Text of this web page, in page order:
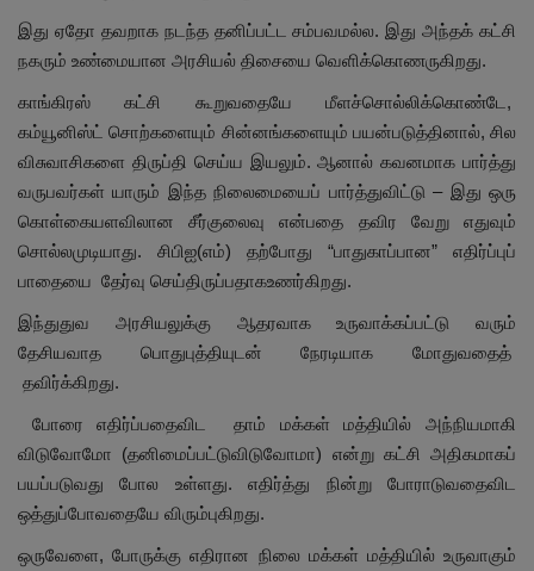
இது ஏதோ தவறாக நடந்த தனிப்பட்ட சம்பவமல்ல. இது அந்தக் கட்சி
நகரும் உண்மையான அரசியல் திசையை வெளிக்கொணருகிறது.
காங்கிரஸ் கட்சி கூறுவதையே மீளச்சொல்லிக்கொண்டே,
கம்யூனிஸ்ட் சொற்களையும் சின்னங்களையும் பயன்படுத்தினால், சில
விசுவாசிகளை திருப்தி செய்ய இயலும். ஆனால் கவனமாக பார்த்து
வருபவர்கள் யாரும் இந்த நிலைமையைப் பார்த்துவிட்டு – இது ஒரு
கொள்கையளவிலான சீர்குலைவு என்பதை தவிர வேறு எதுவும்
சொல்லமுடியாது. சிபிஐ(எம்) தற்போது “பாதுகாப்பான” எதிர்ப்புப்
பாதையை தேர்வு செய்திருப்பதாகஉணர்கிறது.
இந்துதுவ அரசியலுக்கு ஆதரவாக உருவாக்கப்பட்டு வரும்
தேசியவாத பொதுபுத்தியுடன் நேரடியாக மோதுவதைத்
தவிர்க்கிறது.
போரை எதிர்ப்பதைவிட தாம் மக்கள் மத்தியில் அந்நியமாகி
விடுவோமோ (தனிமைப்பட்டுவிடுவோமா) என்று கட்சி அதிகமாகப்
பயப்படுவது போல உள்ளது. எதிர்த்து நின்று போராடுவதைவிட
ஒத்துப்போவதையே விரும்புகிறது.
ஒருவேளை, போருக்கு எதிரான நிலை மக்கள் மத்தியில் உருவாகும்